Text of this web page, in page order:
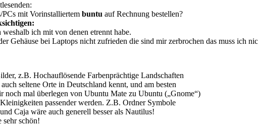
PCs mit Vorinstalliertem buntu auf Rechnung bestellen?
ich mit von denen etrennt habe.
Gehäuse bei Laptops nicht zufrieden die sind mir zerbrochen das muss ich
z.B. Hochauflösende Farbenprächtige Landschaften
seltene Orte in Deutschland kennt, und am besten
noch mal überlegen von Ubuntu Mate zu Ubuntu („Gnome“)
passender werden. Z.B. Ordner Symbole
Caja wäre auch generell besser als Nautilus!
sehr schön!